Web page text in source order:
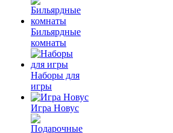
Бильярдные
комнаты
Наборы для
игры
Игра Новус